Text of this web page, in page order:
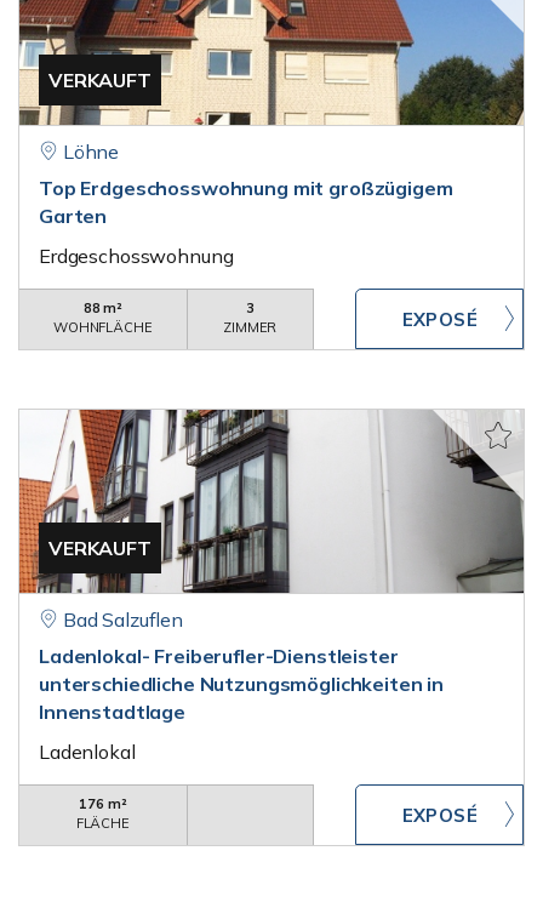
VERKAUFT
Löhne
Top Erdgeschosswohnung mit großzügigem
Garten
Erdgeschosswohnung
88 m²
WOHNFLÄCHE
3
ZIMMER
VERKAUFT
Bad Salzuflen
Ladenlokal- Freiberufler-Dienstleister
unterschiedliche Nutzungsmöglichkeiten in
Innenstadtlage
Ladenlokal
176 m²
FLÄCHE